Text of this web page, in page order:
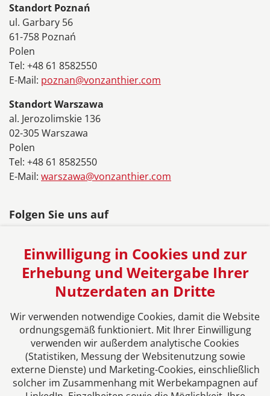
Standort Poznań
ul. Garbary 56
61-758 Poznań
Polen
Tel: +48 61 8582550
E-Mail: poznan@vonzanthier.com
Standort Warszawa
al. Jerozolimskie 136
02-305 Warszawa
Polen
Tel: +48 61 8582550
E-Mail: warszawa@vonzanthier.com
Folgen Sie uns auf
Das europäische Kanzlei-Netzwerk
Einwilligung in Cookies und zur
Erhebung und Weitergabe Ihrer
Nutzerdaten an Dritte
Wir verwenden notwendige Cookies, damit die Website
ordnungsgemäß funktioniert. Mit Ihrer Einwilligung
verwenden wir außerdem analytische Cookies
(Statistiken, Messung der Websitenutzung sowie
externe Dienste) und Marketing-Cookies, einschließlich
solcher im Zusammenhang mit Werbekampagnen auf